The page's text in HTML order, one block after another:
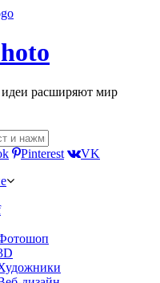
расширяют мир
Pinterest
VK